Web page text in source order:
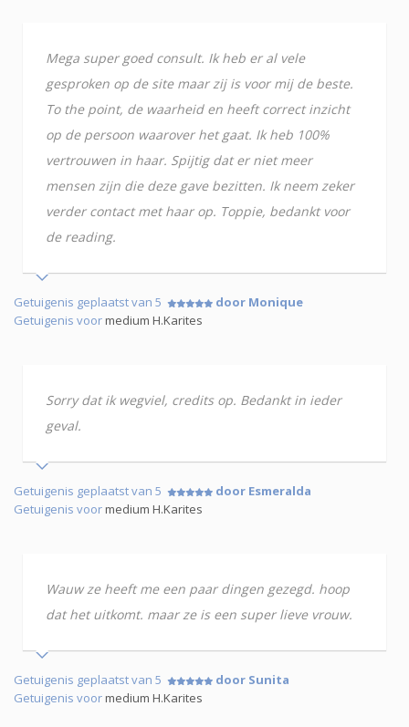
Mega super goed consult. Ik heb er al vele
gesproken op de site maar zij is voor mij de beste.
To the point, de waarheid en heeft correct inzicht
op de persoon waarover het gaat. Ik heb 100%
vertrouwen in haar. Spijtig dat er niet meer
mensen zijn die deze gave bezitten. Ik neem zeker
verder contact met haar op. Toppie, bedankt voor
de reading.
Getuigenis geplaatst van 5
door Monique
Getuigenis voormedium H.Karites
Sorry dat ik wegviel, credits op. Bedankt in ieder
geval.
Getuigenis geplaatst van 5
door Esmeralda
Getuigenis voormedium H.Karites
Wauw ze heeft me een paar dingen gezegd. hoop
dat het uitkomt. maar ze is een super lieve vrouw.
Getuigenis geplaatst van 5
door Sunita
Getuigenis voormedium H.Karites